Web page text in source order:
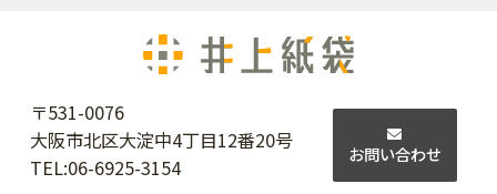
〒531-0076
大阪市北区大淀中4丁目12番20号
TEL:06-6925-3154
お問い合わせ